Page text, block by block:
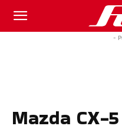
Fuel
Magazine
-
Mazda CX-